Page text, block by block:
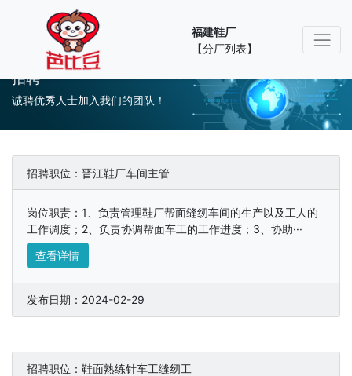
福建鞋厂
【分厂列表】
招聘
诚聘优秀人士加入我们的团队！
招聘职位：晋江鞋厂车间主管
岗位职责：1、负责管理鞋厂帮面缝纫车间的生产以及工人的
工作调度；2、负责协调帮面车工的工作进度；3、协助···
查看详情
发布日期：2024-02-29
招聘职位：鞋面熟练针车工缝纫工